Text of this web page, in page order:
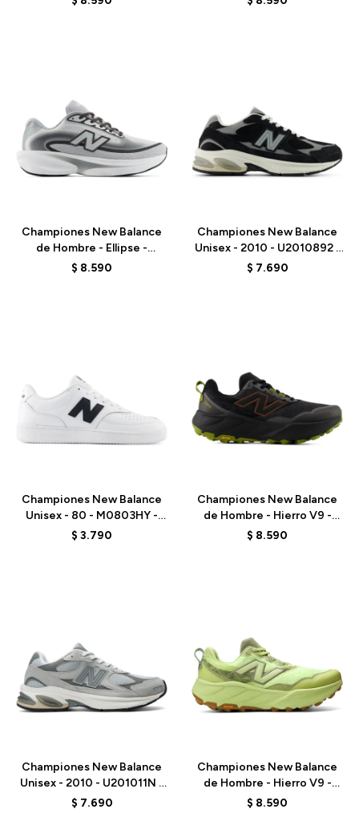
Championes New Balance
de Hombre - Ellipse -
MELPS79X - GREY
$ 8.590
Championes New Balance
Unisex - 2010 - U2010892 -
BLACK
$ 7.690
Championes New Balance
Unisex - 80 - M0803HY -
WHITE
$ 3.790
Championes New Balance
de Hombre - Hierro V9 -
MHIER8TU - BLACK
$ 8.590
Championes New Balance
Unisex - 2010 - U201011N -
GREY
$ 7.690
Championes New Balance
de Hombre - Hierro V9 -
MHIER51M - GREEN
$ 8.590